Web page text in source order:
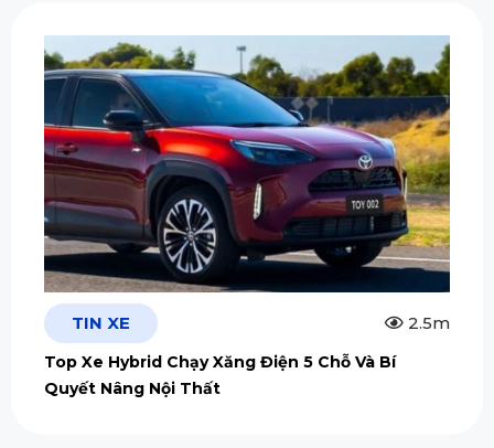
TIN XE 2.5m
Top Xe Hybrid Chạy Xăng Điện 5 Chỗ Và Bí
Quyết Nâng Nội Thất